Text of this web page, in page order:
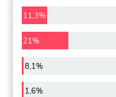
11,3%
21%
8,1%
1,6%